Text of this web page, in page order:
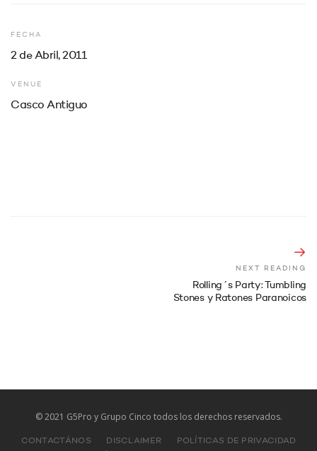
FECHA
2 de Abril, 2011
VENUE
Casco Antiguo
NEXT READING
Rolling´s Party: Tumbling
Stones y Ratones Paranoicos
© 2021 G5Pro y Grupo Cinco todos los derechos reservados.
CONTACTÁNOS DISCLAIMER POLÍTICAS DE PRIVACIDAD